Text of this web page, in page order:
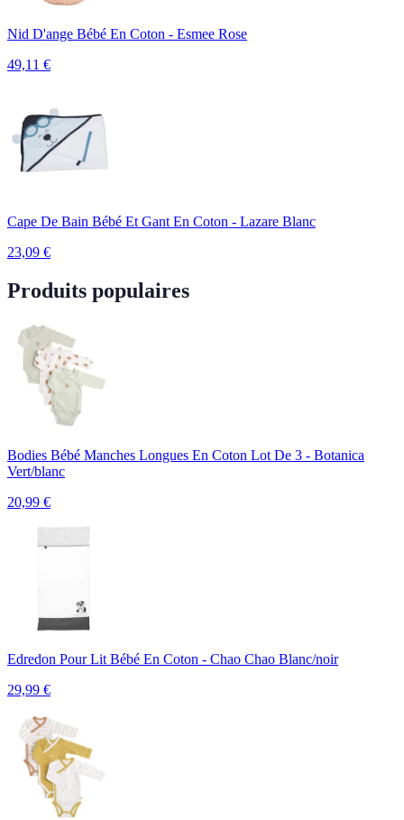
Nid D'ange Bébé En Coton - Esmee Rose
49,11 €
Cape De Bain Bébé Et Gant En Coton - Lazare Blanc
23,09 €
Produits populaires
Bodies Bébé Manches Longues En Coton Lot De 3 - Botanica
Vert/blanc
20,99 €
Edredon Pour Lit Bébé En Coton - Chao Chao Blanc/noir
29,99 €